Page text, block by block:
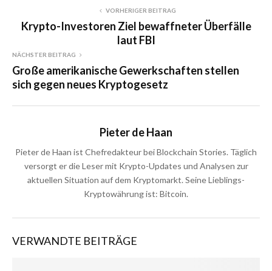
VORHERIGER BEITRAG
Krypto-Investoren Ziel bewaffneter Überfälle
laut FBI
NÄCHSTER BEITRAG
Große amerikanische Gewerkschaften stellen
sich gegen neues Kryptogesetz
Pieter de Haan
Pieter de Haan ist Chefredakteur bei Blockchain Stories. Täglich
versorgt er die Leser mit Krypto-Updates und Analysen zur
aktuellen Situation auf dem Kryptomarkt. Seine Lieblings-
Kryptowährung ist: Bitcoin.
VERWANDTE BEITRÄGE